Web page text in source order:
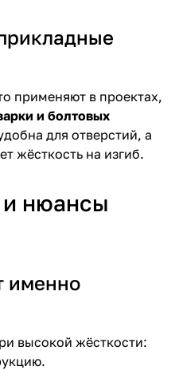
применяют в проектах,
и болтовых
для отверстий, а
жёсткость на изгиб.
нюансы
именно
высокой жёсткости: